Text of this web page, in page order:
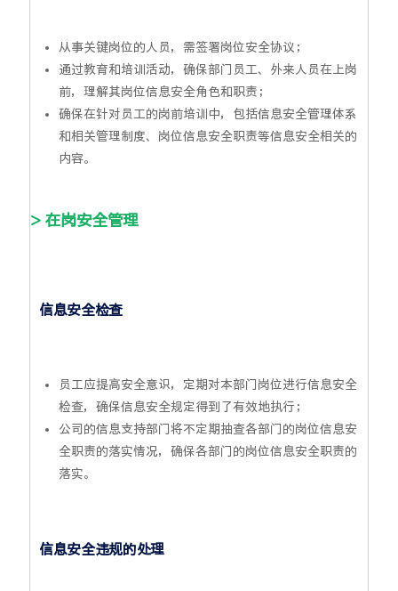
从事关键岗位的人员，需签署岗位安全协议；
通过教育和培训活动，确保部门员工、外来人员在上岗
前，理解其岗位信息安全角色和职责；
确保在针对员工的岗前培训中，包括信息安全管理体系
和相关管理制度、岗位信息安全职责等信息安全相关的
内容。
> 在岗安全管理
信息安全检查
员工应提高安全意识，定期对本部门岗位进行信息安全
检查，确保信息安全规定得到了有效地执行；
公司的信息支持部门将不定期抽查各部门的岗位信息安
全职责的落实情况，确保各部门的岗位信息安全职责的
落实。
信息安全违规的处理